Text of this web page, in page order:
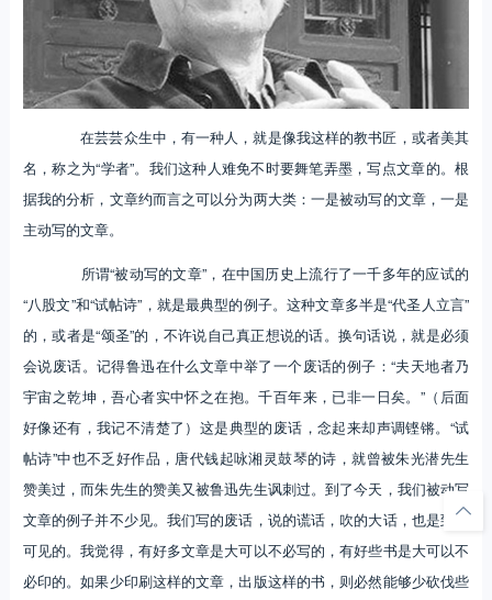
在芸芸众生中，有一种人，就是像我这样的教书匠，或者美其
名，称之为“学者”。我们这种人难免不时要舞笔弄墨，写点文章的。根
据我的分析，文章约而言之可以分为两大类：一是被动写的文章，一是
主动写的文章。
所谓“被动写的文章”，在中国历史上流行了一千多年的应试的
“八股文”和“试帖诗”，就是最典型的例子。这种文章多半是“代圣人立言”
的，或者是“颂圣”的，不许说自己真正想说的话。换句话说，就是必须
会说废话。记得鲁迅在什么文章中举了一个废话的例子：“夫天地者乃
宇宙之乾坤，吾心者实中怀之在抱。千百年来，已非一日矣。”（后面
好像还有，我记不清楚了）这是典型的废话，念起来却声调铿锵。“试
帖诗”中也不乏好作品，唐代钱起咏湘灵鼓琴的诗，就曾被朱光潜先生
赞美过，而朱先生的赞美又被鲁迅先生讽刺过。到了今天，我们被动写
文章的例子并不少见。我们写的废话，说的谎话，吹的大话，也是到处
可见的。我觉得，有好多文章是大可以不必写的，有好些书是大可以不
必印的。如果少印刷这样的文章，出版这样的书，则必然能够少砍伐些